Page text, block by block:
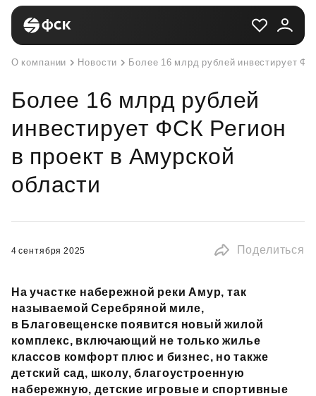
О компании Новости Более 16 млрд рублей инвестирует
Более 16 млрд рублей
инвестирует ФСК Регион
в проект в Амурской
области
4 сентября 2025 Поделиться
На участке набережной реки Амур, так
называемой Серебряной миле,
в Благовещенске появится новый жилой
комплекс, включающий не только жилье
классов комфорт плюс и бизнес, но также
детский сад, школу, благоустроенную
набережную, детские игровые и спортивные